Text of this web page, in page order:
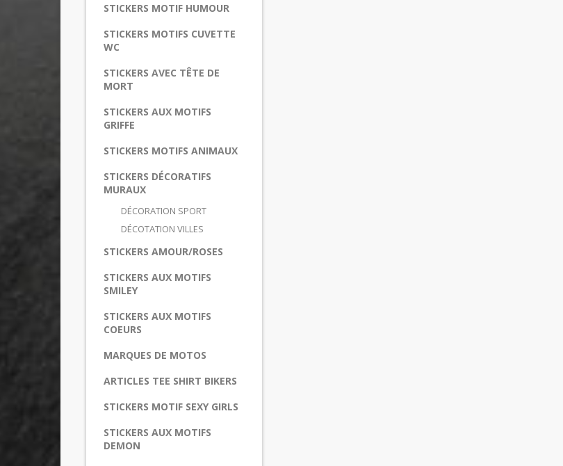
STICKERS MOTIF HUMOUR
STICKERS MOTIFS CUVETTE
WC
STICKERS AVEC TÊTE DE
MORT
STICKERS AUX MOTIFS
GRIFFE
STICKERS MOTIFS ANIMAUX
STICKERS DÉCORATIFS
MURAUX
DÉCORATION SPORT
DÉCOTATION VILLES
STICKERS AMOUR/ROSES
STICKERS AUX MOTIFS
SMILEY
STICKERS AUX MOTIFS
COEURS
MARQUES DE MOTOS
ARTICLES TEE SHIRT BIKERS
STICKERS MOTIF SEXY GIRLS
STICKERS AUX MOTIFS
DEMON